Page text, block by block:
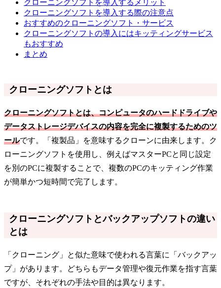
クローニングソフトを導入するメリット
クローニングソフトを導入する際の注意点
おすすめのクローニングソフト・サービス
クローニングソフトの導入にはキッティングサービス
もおすすめ
まとめ
クローニングソフトとは
クローニングソフトとは、コンピュータのハードドライブや
データストレージデバイスの内容を完全に複製するためのツ
ールです。「複製品」を意味するクローンに由来します。ク
ローニングソフトを使用し、例えばマスターPCと同じ設定
を別のPCに複製することで、複数のPCのキッティング作業
が簡単かつ短時間で完了します。
クローニングソフトとバックアップソフトの違い
とは
「クローニング」と似た意味で使われる言葉に「バックアッ
プ」があります。どちらもデータ管理や復元作業を指す言葉
ですが、それぞれの手法や目的は異なります。